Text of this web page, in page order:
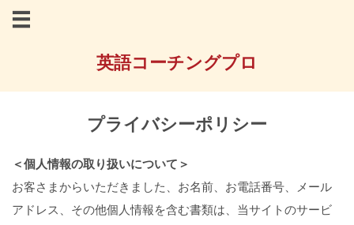
英語コーチングプロ
プライバシーポリシー
＜個人情報の取り扱いについて＞
お客さまからいただきました、お名前、お電話番号、メール
アドレス、その他個人情報を含む書類は、当サイトのサービ